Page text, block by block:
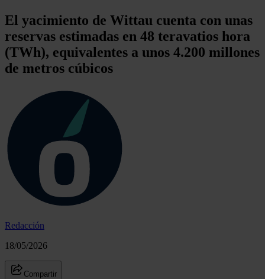
El yacimiento de Wittau cuenta con unas
reservas estimadas en 48 teravatios hora
(TWh), equivalentes a unos 4.200 millones
de metros cúbicos
Redacción
18/05/2026
Compartir